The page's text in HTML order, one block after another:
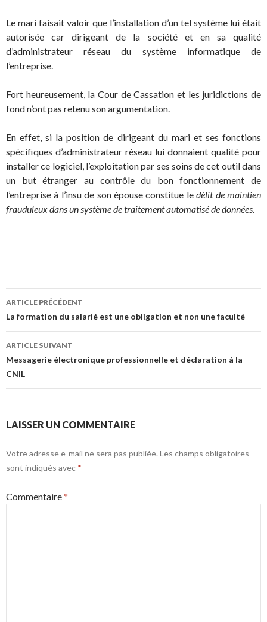
Le mari faisait valoir que l’installation d’un tel système lui était
autorisée car dirigeant de la société et en sa qualité
d’administrateur réseau du système informatique de
l’entreprise.
Fort heureusement, la Cour de Cassation et les juridictions de
fond n’ont pas retenu son argumentation.
En effet, si la position de dirigeant du mari et ses fonctions
spécifiques d’administrateur réseau lui donnaient qualité pour
installer ce logiciel, l’exploitation par ses soins de cet outil dans
un but étranger au contrôle du bon fonctionnement de
l’entreprise à l’insu de son épouse constitue ledélit de maintien
frauduleux dans un système de traitement automatisé de données.
Navigation
des
articles
ARTICLE PRÉCÉDENT
La formation du salarié est une obligation et non une faculté
ARTICLE SUIVANT
Messagerie électronique professionnelle et déclaration à la
CNIL
LAISSER UN COMMENTAIRE
Votre adresse e-mail ne sera pas publiée. Les champs obligatoires
sont indiqués avec *
Commentaire*